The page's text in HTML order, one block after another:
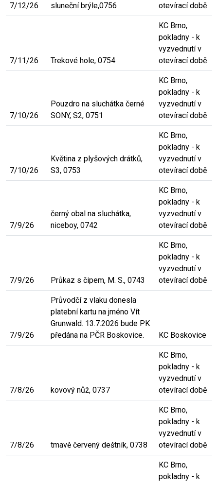
7/12/26
sluneční brýle,0756
otevírací době
7/11/26 Trekové hole, 0754
KC Brno,
pokladny - k
vyzvednutí v
otevírací době
7/10/26
Pouzdro na sluchátka černé
SONY, S2, 0751
KC Brno,
pokladny - k
vyzvednutí v
otevírací době
7/10/26
Květina z plyšových drátků,
S3, 0753
KC Brno,
pokladny - k
vyzvednutí v
otevírací době
7/9/26
černý obal na sluchátka,
niceboy, 0742
KC Brno,
pokladny - k
vyzvednutí v
otevírací době
7/9/26 Průkaz s čipem, M. S., 0743
KC Brno,
pokladny - k
vyzvednutí v
otevírací době
7/9/26
Průvodčí z vlaku donesla
platební kartu na jméno Vít
Grunwald. 13.7.2026 bude PK
předána na PČR Boskovice.
KC Boskovice
7/8/26 kovový nůž, 0737
KC Brno,
pokladny - k
vyzvednutí v
otevírací době
7/8/26 tmavě červený deštník, 0738
KC Brno,
pokladny - k
vyzvednutí v
otevírací době
KC Brno,
pokladny - k